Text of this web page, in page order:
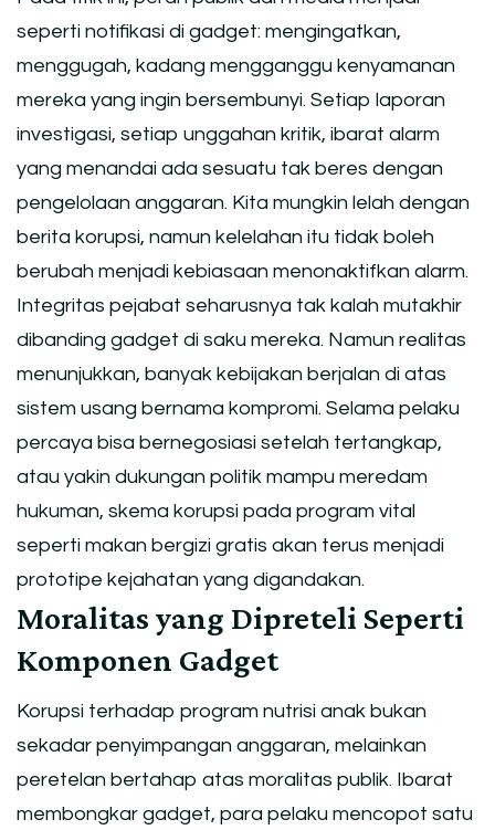
seperti notifikasi di gadget: mengingatkan,
menggugah, kadang mengganggu kenyamanan
mereka yang ingin bersembunyi. Setiap laporan
investigasi, setiap unggahan kritik, ibarat alarm
yang menandai ada sesuatu tak beres dengan
pengelolaan anggaran. Kita mungkin lelah dengan
berita korupsi, namun kelelahan itu tidak boleh
berubah menjadi kebiasaan menonaktifkan alarm.
Integritas pejabat seharusnya tak kalah mutakhir
dibanding gadget di saku mereka. Namun realitas
menunjukkan, banyak kebijakan berjalan di atas
sistem usang bernama kompromi. Selama pelaku
percaya bisa bernegosiasi setelah tertangkap,
atau yakin dukungan politik mampu meredam
hukuman, skema korupsi pada program vital
seperti makan bergizi gratis akan terus menjadi
prototipe kejahatan yang digandakan.
Moralitas yang Dipreteli Seperti
Komponen Gadget
Korupsi terhadap program nutrisi anak bukan
sekadar penyimpangan anggaran, melainkan
peretelan bertahap atas moralitas publik. Ibarat
membongkar gadget, para pelaku mencopot satu